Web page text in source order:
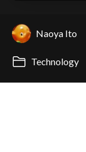
Naoya Ito
Technology